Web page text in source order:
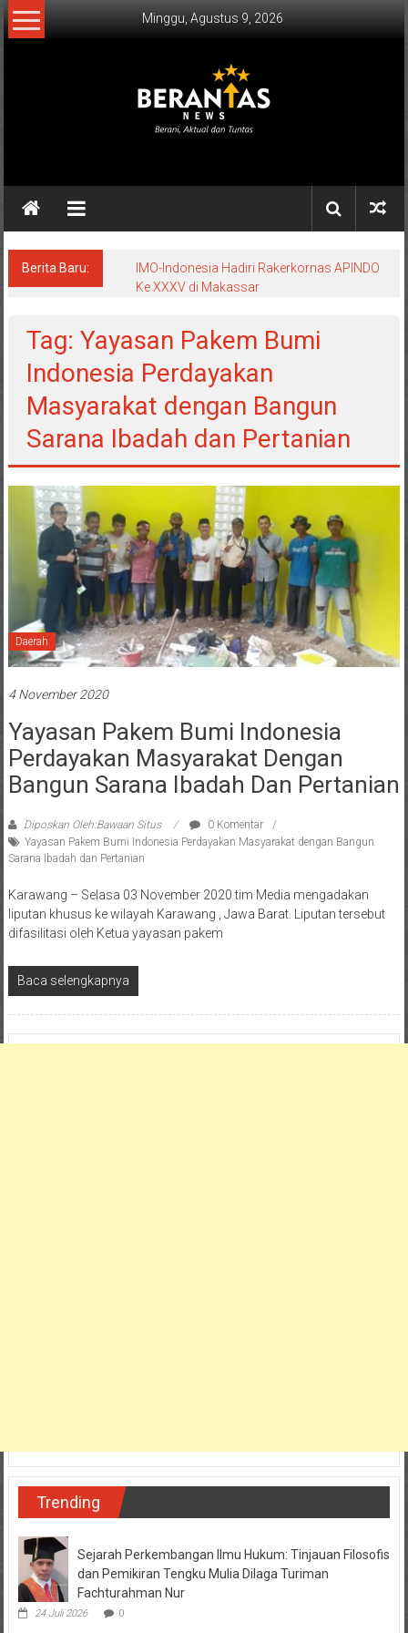
Lompat
ke
Minggu, Agustus 9, 2026
NEWS
Aktual
Tuntas.
Berita Baru:
IMO-Indonesia Hadiri Rakerkornas APINDO
Ke XXXV di Makassar
Tag: Yayasan Pakem Bumi
Indonesia Perdayakan
Masyarakat dengan Bangun
Sarana Ibadah dan Pertanian
Daerah
4 November 2020
Yayasan Pakem Bumi Indonesia
Perdayakan Masyarakat Dengan
Bangun Sarana Ibadah Dan Pertanian
Diposkan Oleh:Bawaan Situs
0 Komentar
Yayasan Pakem Bumi Indonesia Perdayakan Masyarakat dengan Bangun
Sarana Ibadah dan Pertanian
Karawang – Selasa 03 November 2020 tim Media mengadakan
liputan khusus ke wilayah Karawang , Jawa Barat. Liputan tersebut
difasilitasi oleh Ketua yayasan pakem
Baca selengkapnya
Trending
Sejarah Perkembangan Ilmu Hukum: Tinjauan Filosofis
dan Pemikiran Tengku Mulia Dilaga Turiman
Fachturahman Nur
24 Juli 2026 0